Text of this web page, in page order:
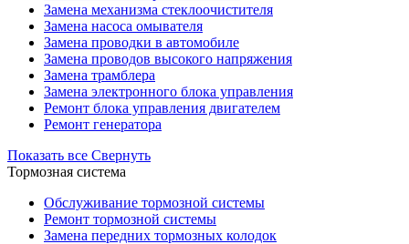
Замена механизма стеклоочистителя
Замена насоса омывателя
Замена проводки в автомобиле
Замена проводов высокого напряжения
Замена трамблера
Замена электронного блока управления
Ремонт блока управления двигателем
Ремонт генератора
Показать все Свернуть
Тормозная система
Обслуживание тормозной системы
Ремонт тормозной системы
Замена передних тормозных колодок